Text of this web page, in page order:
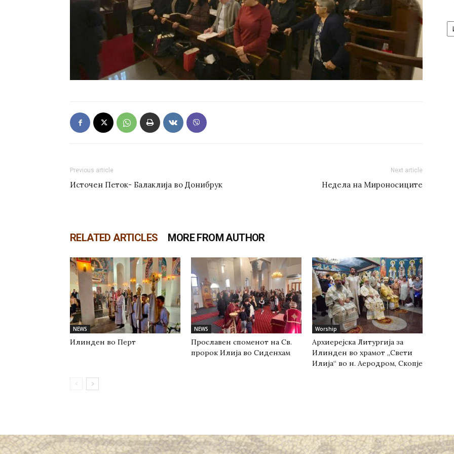
Previous article
Источен Петок- Балаклија во Донибрук
Next article
Недела на Мироносиците
RELATED ARTICLES MORE FROM AUTHOR
NEWS
Илинден во Перт
NEWS
Прославен споменот на Св.
пророк Илија во Сиденхам
Worship
Архиерејска Литургија за
Илинден во храмот „Свети
Илија“ во н. Аеродром, Скопје